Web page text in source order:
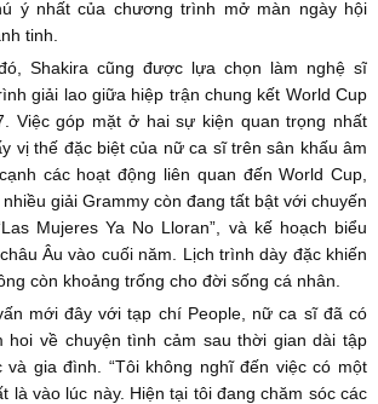
ý nhất của chương trình mở màn ngày hội
tinh.
Shakira cũng được lựa chọn làm nghệ sĩ
giải lao giữa hiệp trận chung kết World Cup
Việc góp mặt ở hai sự kiện quan trọng nhất
vị thế đặc biệt của nữ ca sĩ trên sân khấu âm
các hoạt động liên quan đến World Cup,
giải Grammy còn đang tất bật với chuyến
Mujeres Ya No Lloran”, và kế hoạch biểu
Âu vào cuối năm. Lịch trình dày đặc khiến
còn khoảng trống cho đời sống cá nhân.
mới đây với tạp chí People, nữ ca sĩ đã có
hoi về chuyện tình cảm sau thời gian dài tập
và gia đình. “Tôi không nghĩ đến việc có một
là vào lúc này. Hiện tại tôi đang chăm sóc các